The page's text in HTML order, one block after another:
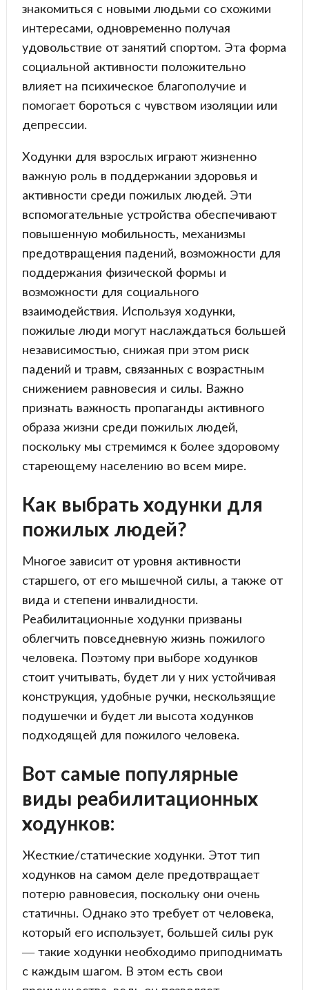
знакомиться с новыми людьми со схожими
интересами, одновременно получая
удовольствие от занятий спортом. Эта форма
социальной активности положительно
влияет на психическое благополучие и
помогает бороться с чувством изоляции или
депрессии.
Ходунки для взрослых играют жизненно
важную роль в поддержании здоровья и
активности среди пожилых людей. Эти
вспомогательные устройства обеспечивают
повышенную мобильность, механизмы
предотвращения падений, возможности для
поддержания физической формы и
возможности для социального
взаимодействия. Используя ходунки,
пожилые люди могут наслаждаться большей
независимостью, снижая при этом риск
падений и травм, связанных с возрастным
снижением равновесия и силы. Важно
признать важность пропаганды активного
образа жизни среди пожилых людей,
поскольку мы стремимся к более здоровому
стареющему населению во всем мире.
Как выбрать ходунки для
пожилых людей?
Многое зависит от уровня активности
старшего, от его мышечной силы, а также от
вида и степени инвалидности.
Реабилитационные ходунки призваны
облегчить повседневную жизнь пожилого
человека. Поэтому при выборе ходунков
стоит учитывать, будет ли у них устойчивая
конструкция, удобные ручки, нескользящие
подушечки и будет ли высота ходунков
подходящей для пожилого человека.
Вот самые популярные
виды реабилитационных
ходунков:
Жесткие/статические ходунки. Этот тип
ходунков на самом деле предотвращает
потерю равновесия, поскольку они очень
статичны. Однако это требует от человека,
который его использует, большей силы рук
— такие ходунки необходимо приподнимать
с каждым шагом. В этом есть свои